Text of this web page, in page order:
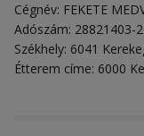
Cégnév: FEKETE
Adószám: 28821403-
Székhely: 6041
Étterem címe: 6000